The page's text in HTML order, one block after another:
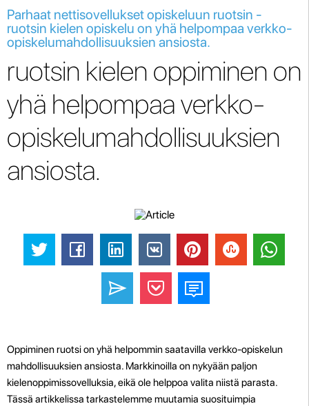
Parhaat nettisovellukset opiskeluun ruotsin -
ruotsin kielen opiskelu on yhä helpompaa verkko-
opiskelumahdollisuuksien ansiosta.
ruotsin kielen oppiminen on
yhä helpompaa verkko-
opiskelumahdollisuuksien
ansiosta.
Oppiminen ruotsi on yhä helpommin saatavilla verkko-opiskelun
mahdollisuuksien ansiosta. Markkinoilla on nykyään paljon
kielenoppimissovelluksia, eikä ole helppoa valita niistä parasta.
Tässä artikkelissa tarkastelemme muutamia suosituimpia